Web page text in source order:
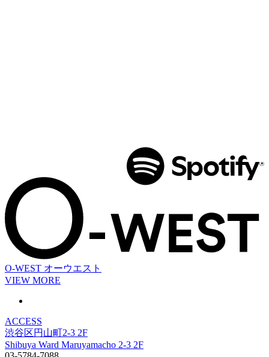
O-WEST オーウエスト
VIEW MORE
ACCESS
渋谷区円山町2-3 2F
Shibuya Ward Maruyamacho 2-3 2F